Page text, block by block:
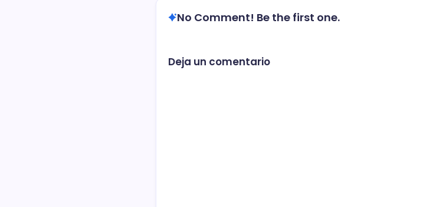
No Comment! Be the first one.
Deja un comentario